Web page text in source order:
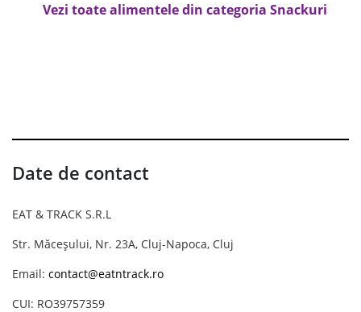
Vezi toate alimentele din categoria Snackuri
Date de contact
EAT & TRACK S.R.L
Str. Măceșului, Nr. 23A, Cluj-Napoca, Cluj
Email: contact@eatntrack.ro
CUI: RO39757359